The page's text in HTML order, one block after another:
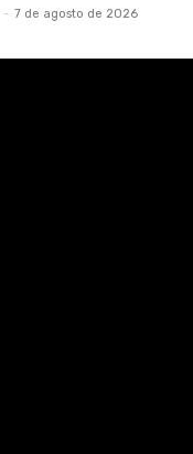
- 7 de agosto de 2026